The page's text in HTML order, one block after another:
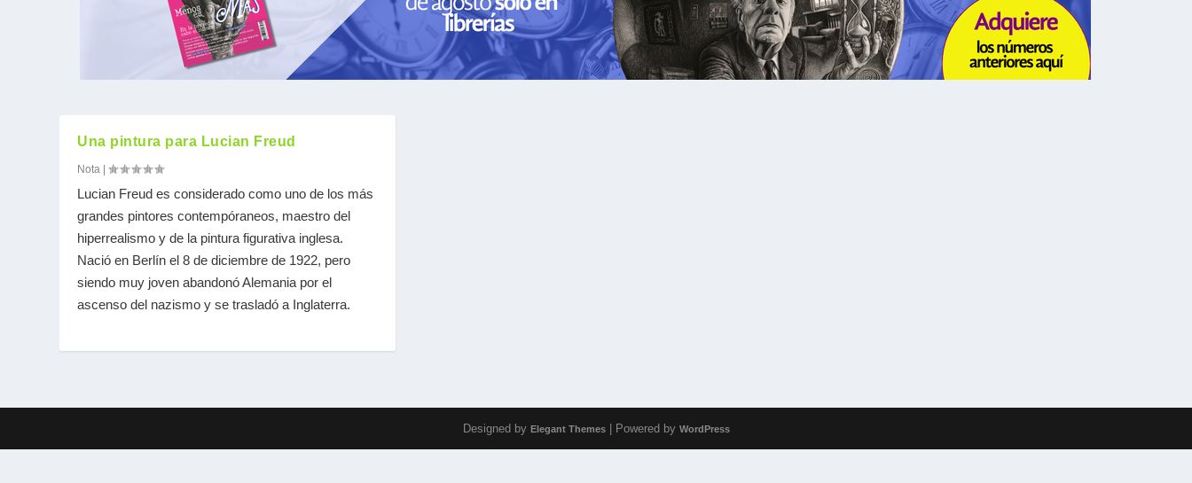
Una pintura para Lucian Freud
Nota |
Lucian Freud es considerado como uno de los más
grandes pintores contempóraneos, maestro del
hiperrealismo y de la pintura figurativa inglesa.
Nació en Berlín el 8 de diciembre de 1922, pero
siendo muy joven abandonó Alemania por el
ascenso del nazismo y se trasladó a Inglaterra.
Designed by Elegant Themes| Powered by WordPress